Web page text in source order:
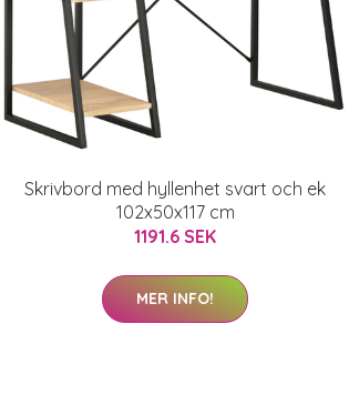
Skrivbord med hyllenhet svart och ek
102x50x117 cm
1191.6 SEK
MER INFO!